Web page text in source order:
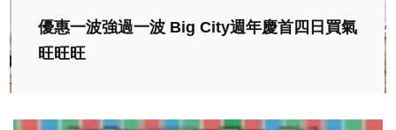
優惠一波強過一波 Big City週年慶首四日買氣
旺旺旺